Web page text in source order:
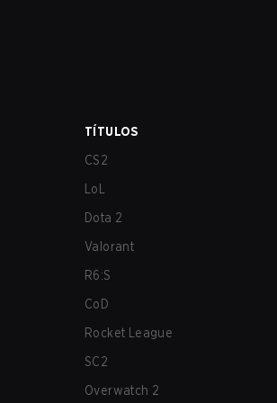
TÍTULOS
CS2
LoL
Dota 2
Valorant
R6:S
CoD
Rocket League
SC2
Overwatch 2